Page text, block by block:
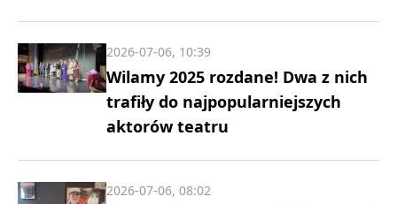
Wilamy 2025 rozdane! Dwa z nich
trafiły do najpopularniejszych
aktorów teatru
2026-07-06, 10:39
2026-07-06, 08:02